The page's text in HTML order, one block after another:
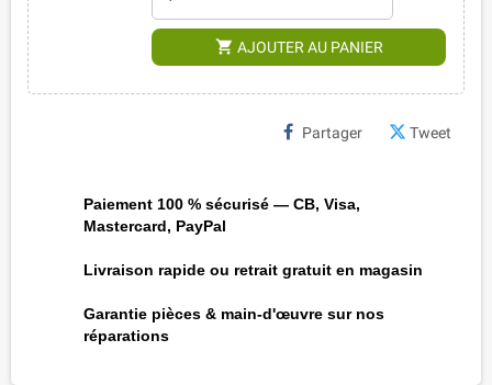
shopping_cart AJOUTER AU PANIER
Partager Tweet
Paiement 100 % sécurisé — CB, Visa,
Mastercard, PayPal
Livraison rapide ou retrait gratuit en magasin
Garantie pièces & main-d'œuvre sur nos
réparations